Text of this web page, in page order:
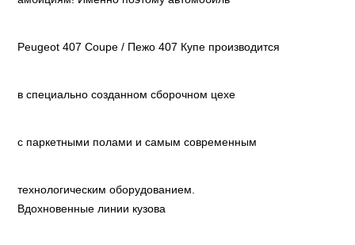
Peugeot 407 Coupe / Пежо 407 Купе производится
в специально созданном сборочном цехе
с паркетными полами и самым современным
технологическим оборудованием.
Вдохновенные линии кузова